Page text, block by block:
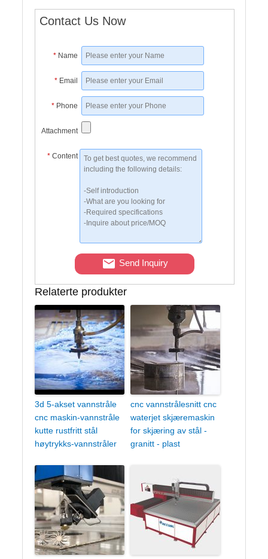
Contact Us Now
* Name
* Email
* Phone
Attachment
* Content
Send Inquiry
Relaterte produkter
3d 5-akset vannstråle
cnc maskin-vannstråle
kutte rustfritt stål
høytrykks-vannstråler
cnc vannstrålesnitt cnc
waterjet skjæremaskin
for skjæring av stål -
granitt - plast